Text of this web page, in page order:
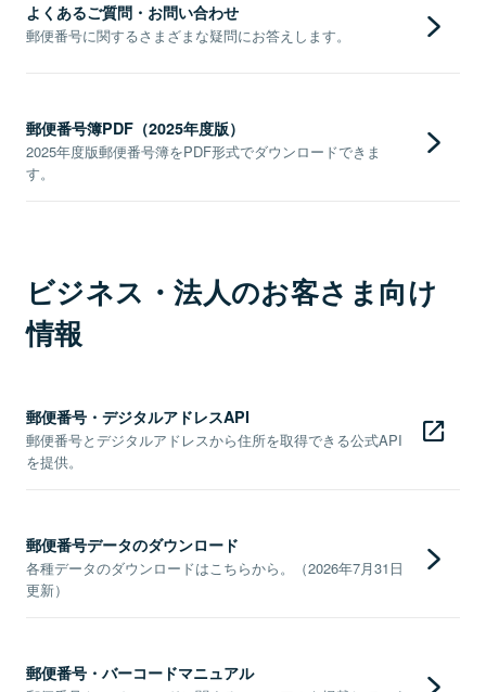
よくあるご質問・お問い合わせ
郵便番号に関するさまざまな疑問にお答えします。
郵便番号簿PDF（2025年度版）
2025年度版郵便番号簿をPDF形式でダウンロードできま
す。
ビジネス・法人のお客さま向け
情報
郵便番号・デジタルアドレスAPI
郵便番号とデジタルアドレスから住所を取得できる公式API
を提供。
郵便番号データのダウンロード
各種データのダウンロードはこちらから。（2026年7月31日
更新）
郵便番号・バーコードマニュアル